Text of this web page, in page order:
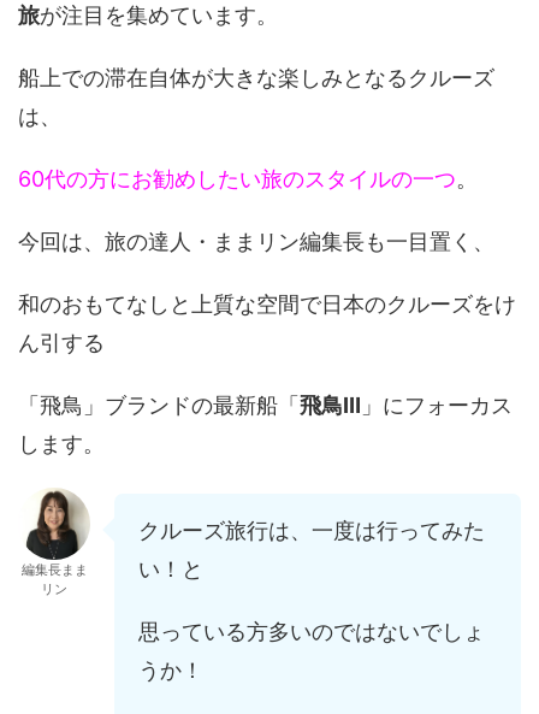
旅が注目を集めています。
船上での滞在自体が大きな楽しみとなるクルーズ
は、
60代の方にお勧めしたい旅のスタイルの一つ。
今回は、旅の達人・ままリン編集長も一目置く、
和のおもてなしと上質な空間で日本のクルーズをけ
ん引する
「飛鳥」ブランドの最新船「飛鳥Ⅲ 」にフォーカス
します。
編集長まま
リン
クルーズ旅行は、一度は行ってみた
い！と
思っている方多いのではないでしょ
うか！